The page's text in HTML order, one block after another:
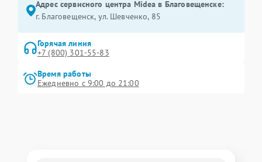
Адрес сервисного центра Midea в Благовещенске:
г. Благовещенск, ул. Шевченко, 85
Горячая линия
+7 (800) 301-55-83
Время работы
Ежедневно с 9:00 до 21:00